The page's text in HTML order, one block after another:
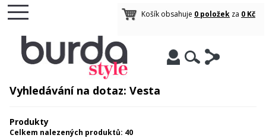
Košík obsahuje 0 položek za 0 Kč
Vyhledávání na dotaz: Vesta
Produkty
Celkem nalezených produktů: 40